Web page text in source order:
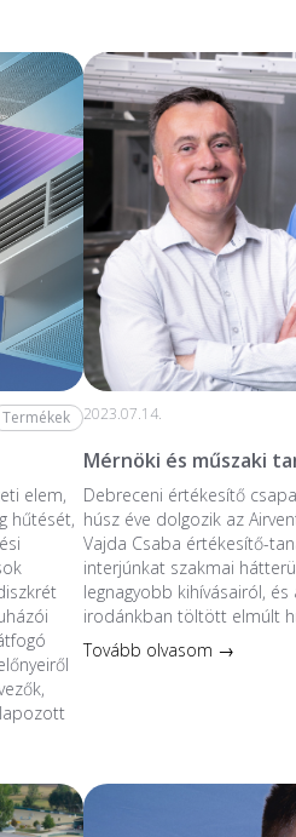
Termékek
elem,
hűtését,
2023.07.14.
Mérnöki és műszaki
Debreceni értékesítő
húsz éve dolgozik az
Vajda Csaba értékesítő-
interjúnkat szakmai
legnagyobb kihívásairól,
irodánkban töltött elmúlt
Tovább olvasom →